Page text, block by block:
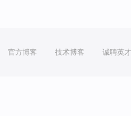
官方博客 技术博客 诚聘英才